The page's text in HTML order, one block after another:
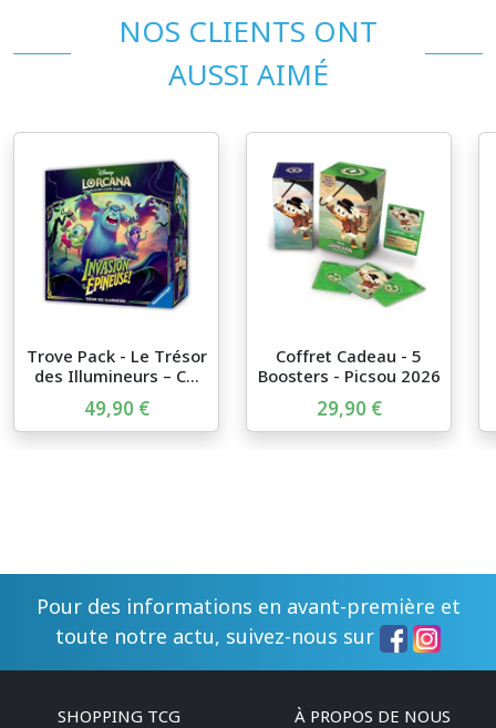
NOS CLIENTS ONT
AUSSI AIMÉ
Trove Pack - Le Trésor
des Illumineurs – C...
49,90 €
Coffret Cadeau - 5
Boosters - Picsou 2026
...
29,90 €
Pour des informations en avant-première et
toute notre actu, suivez-nous sur
SHOPPING TCG À PROPOS DE NOUS